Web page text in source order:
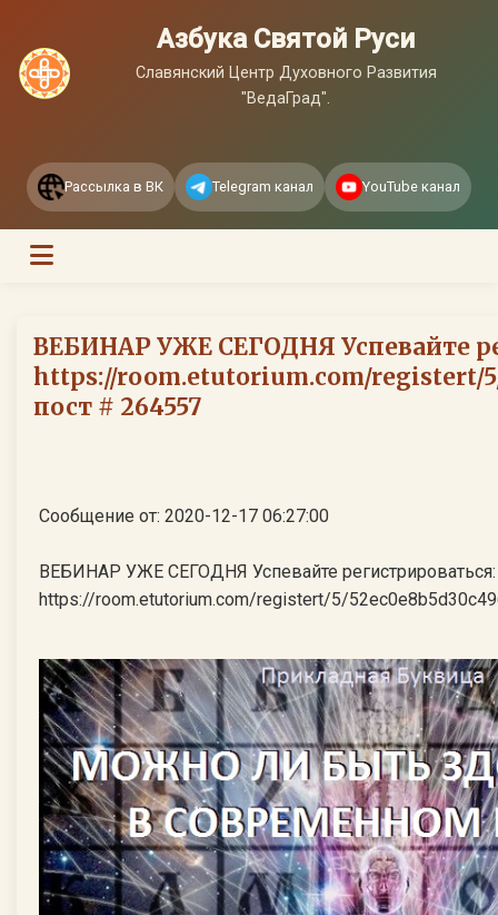
Азбука Святой Руси
Славянский Центр Духовного Развития
"ВедаГрад".
Рассылка в ВК Telegram канал YouTube канал
ВЕБИНАР УЖЕ СЕГОДНЯ Успевайте
https://room.etutorium.com/registert/
пост # 264557
Сообщение от: 2020-12-17 06:27:00
ВЕБИНАР УЖЕ СЕГОДНЯ Успевайте регистрироваться:
https://room.etutorium.com/registert/5/